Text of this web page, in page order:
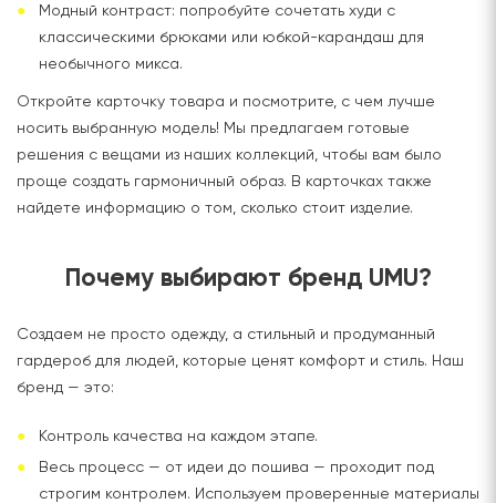
Модный контраст: попробуйте сочетать худи с
классическими брюками или юбкой-карандаш для
необычного микса.
Откройте карточку товара и посмотрите, с чем лучше
носить выбранную модель! Мы предлагаем готовые
решения с вещами из наших коллекций, чтобы вам было
проще создать гармоничный образ. В карточках также
найдете информацию о том, сколько стоит изделие.
Почему выбирают бренд UMU?
Создаем не просто одежду, а стильный и продуманный
гардероб для людей, которые ценят комфорт и стиль. Наш
бренд — это:
Контроль качества на каждом этапе.
Весь процесс — от идеи до пошива — проходит под
строгим контролем. Используем проверенные материалы